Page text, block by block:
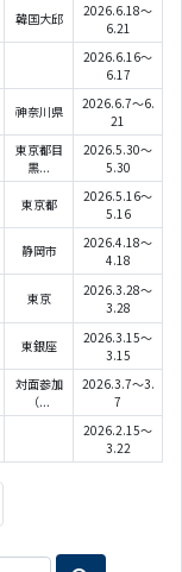
韓国大邱
2026.6.18～
6.21
2026.6.16～
6.17
神奈川県
2026.6.7～6.
21
東京都目
黒...
2026.5.30～
5.30
東京都
2026.5.16～
5.16
静岡市
2026.4.18～
4.18
東京
2026.3.28～
3.28
東銀座
2026.3.15～
3.15
対面参加
（...
2026.3.7～3.
7
2026.2.15～
3.22